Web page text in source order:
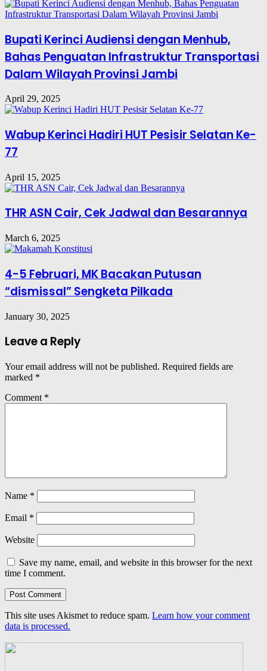
Bupati Kerinci Audiensi dengan Menhub,
Bahas Penguatan Infrastruktur Transportasi
Dalam Wilayah Provinsi Jambi
April 29, 2025
Wabup Kerinci Hadiri HUT Pesisir Selatan Ke-
77
April 15, 2025
THR ASN Cair, Cek Jadwal dan Besarannya
March 6, 2025
4-5 Februari, MK Bacakan Putusan
“dismissal” Sengketa Pilkada
January 30, 2025
Leave a Reply
Your email address will not be published. Required fields are
marked *
Comment *
Name *
Email *
Website
Save my name, email, and website in this browser for the next
time I comment.
This site uses Akismet to reduce spam. Learn how your comment
data is processed.